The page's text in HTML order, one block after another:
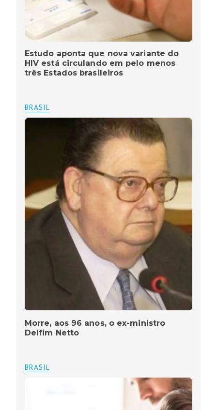
Estudo aponta que nova variante do
HIV está circulando em pelo menos
três Estados brasileiros
BRASIL
Morre, aos 96 anos, o ex-ministro
Delfim Netto
BRASIL